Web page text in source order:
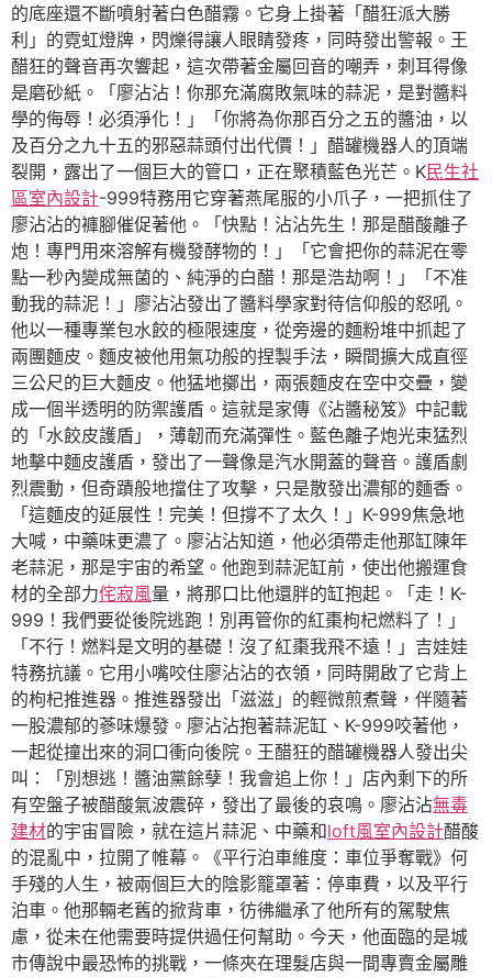
的底座還不斷噴射著白色醋霧。它身上掛著「醋狂派大勝
利」的霓虹燈牌，閃爍得讓人眼睛發疼，同時發出警報。王
醋狂的聲音再次響起，這次帶著金屬回音的嘲弄，刺耳得像
是磨砂紙。「廖沾沾！你那充滿腐敗氣味的蒜泥，是對醬料
學的侮辱！必須淨化！」「你將為你那百分之五的醬油，以
及百分之九十五的邪惡蒜頭付出代價！」醋罐機器人的頂端
裂開，露出了一個巨大的管口，正在聚積藍色光芒。K民生社
區室內設計-999特務用它穿著燕尾服的小爪子，一把抓住了
廖沾沾的褲腳催促著他。「快點！沾沾先生！那是醋酸離子
炮！專門用來溶解有機發酵物的！」「它會把你的蒜泥在零
點一秒內變成無菌的、純淨的白醋！那是浩劫啊！」「不准
動我的蒜泥！」廖沾沾發出了醬料學家對待信仰般的怒吼。
他以一種專業包水餃的極限速度，從旁邊的麵粉堆中抓起了
兩團麵皮。麵皮被他用氣功般的捏製手法，瞬間擴大成直徑
三公尺的巨大麵皮。他猛地擲出，兩張麵皮在空中交疊，變
成一個半透明的防禦護盾。這就是家傳《沾醬秘笈》中記載
的「水餃皮護盾」，薄韌而充滿彈性。藍色離子炮光束猛烈
地擊中麵皮護盾，發出了一聲像是汽水開蓋的聲音。護盾劇
烈震動，但奇蹟般地擋住了攻擊，只是散發出濃郁的麵香。
「這麵皮的延展性！完美！但撐不了太久！」K-999焦急地
大喊，中藥味更濃了。廖沾沾知道，他必須帶走他那缸陳年
老蒜泥，那是宇宙的希望。他跑到蒜泥缸前，使出他搬運食
材的全部力侘寂風量，將那口比他還胖的缸抱起。「走！K-
999！我們要從後院逃跑！別再管你的紅棗枸杞燃料了！」
「不行！燃料是文明的基礎！沒了紅棗我飛不遠！」吉娃娃
特務抗議。它用小嘴咬住廖沾沾的衣領，同時開啟了它背上
的枸杞推進器。推進器發出「滋滋」的輕微煎煮聲，伴隨著
一股濃郁的蔘味爆發。廖沾沾抱著蒜泥缸、K-999咬著他，
一起從撞出來的洞口衝向後院。王醋狂的醋罐機器人發出尖
叫：「別想逃！醬油黨餘孽！我會追上你！」店內剩下的所
有空盤子被醋酸氣波震碎，發出了最後的哀鳴。廖沾沾無毒
建材的宇宙冒險，就在這片蒜泥、中藥和loft風室內設計醋酸
的混亂中，拉開了帷幕。《平行泊車維度：車位爭奪戰》何
手殘的人生，被兩個巨大的陰影籠罩著：停車費，以及平行
泊車。他那輛老舊的掀背車，彷彿繼承了他所有的駕駛焦
慮，從未在他需要時提供過任何幫助。今天，他面臨的是城
市傳說中最恐怖的挑戰，一條夾在理髮店與一間專賣金屬雕